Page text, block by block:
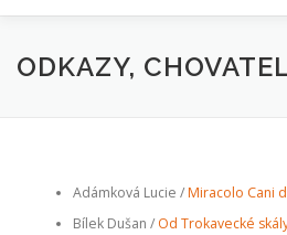
NEWS / HOME KLUB,
ODCHOVY V ČR INZERCE
ODKAZY,
Adámková Lucie /Miracolo Cani
Bílek Dušan /Od Trokavecké